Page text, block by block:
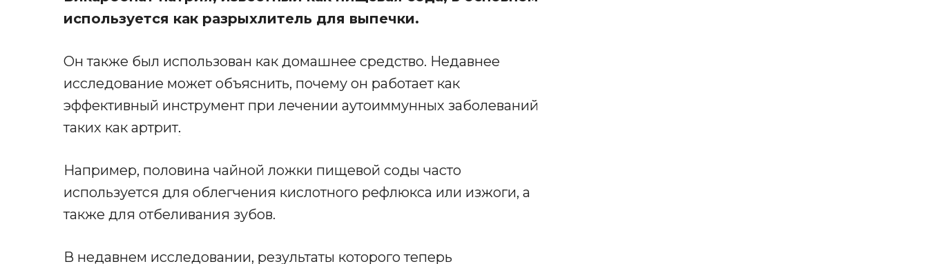
используется как разрыхлитель для выпечки.
Он также был использован как домашнее средство. Недавнее
исследование может объяснить, почему он работает как
эффективный инструмент при лечении аутоиммунных заболеваний
таких как артрит.
Например, половина чайной ложки пищевой соды часто
используется для облегчения кислотного рефлюкса или изжоги, а
также для отбеливания зубов.
В недавнем исследовании, результаты которого теперь